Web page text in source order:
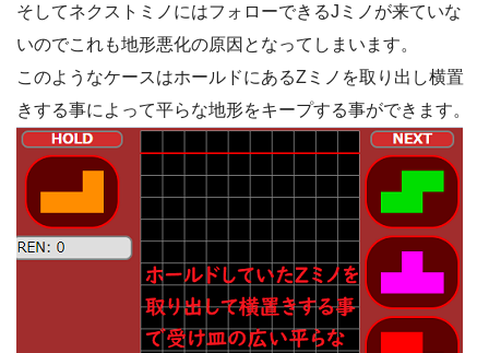
そしてネクストミノにはフォローできるJミノが来ていな
いのでこれも地形悪化の原因となってしまいます。
このようなケースはホールドにあるZミノを取り出し横置
きする事によって平らな地形をキープする事ができます。